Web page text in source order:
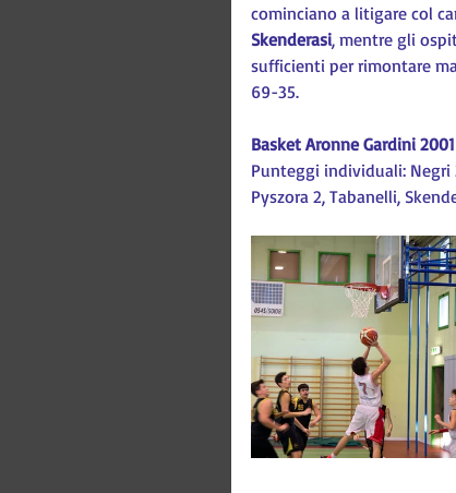
cominciano a litigare col
Skenderasi, mentre gli
sufficienti per rimontare
69-35.
Basket Aronne Gardini
Punteggi individuali: Negri
Pyszora 2, Tabanelli,